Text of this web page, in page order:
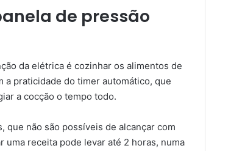
de pressão
da elétrica é cozinhar os alimentos de
a praticidade do timer automático, que
a cocção o tempo todo.
que não são possíveis de alcançar com
receita pode levar até 2 horas, numa